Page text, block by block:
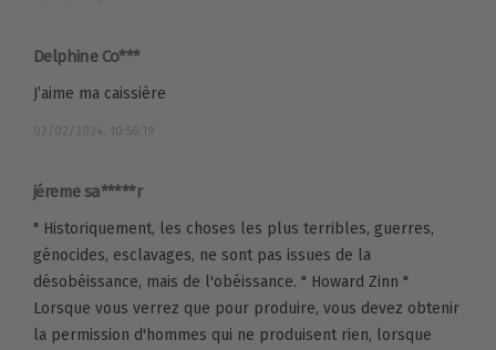
Delphine Co***
J’aime ma caissière
02/02/2024, 10:56:19
jéreme sa*****r
" Historiquement, les choses les plus terribles, guerres,
génocides, esclavages, ne sont pas issues de la
désobéissance, mais de l'obéissance. " Howard Zinn "
Lorsque vous verrez que pour produire, vous devez obtenir
la permission d'hommes qui ne produisent rien, lorsque